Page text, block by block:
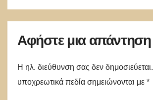
Αφήστε μια απάντηση
Η ηλ. διεύθυνση σας δεν δημοσιεύεται.
υποχρεωτικά πεδία σημειώνονται με *